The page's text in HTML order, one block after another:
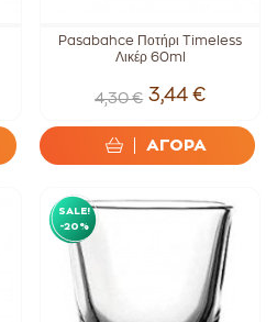
Pasabahce Ποτήρι Timeless
Λικέρ 60ml
4,30 € 3,44 €
ΑΓΟΡΑ
SALE!
-20%